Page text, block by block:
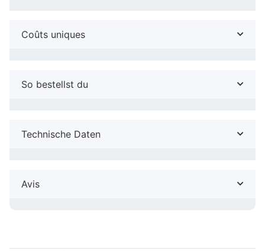
Coûts uniques
So bestellst du
Technische Daten
Avis